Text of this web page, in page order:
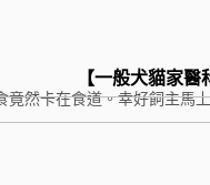
【一般犬貓家
然卡在食道。幸好飼主馬